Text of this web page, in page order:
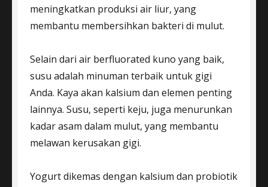
meningkatkan produksi air liur, yang
membantu membersihkan bakteri di mulut.
Selain dari air berfluorated kuno yang baik,
susu adalah minuman terbaik untuk gigi
Anda. Kaya akan kalsium dan elemen penting
lainnya. Susu, seperti keju, juga menurunkan
kadar asam dalam mulut, yang membantu
melawan kerusakan gigi.
Yogurt dikemas dengan kalsium dan probiotik